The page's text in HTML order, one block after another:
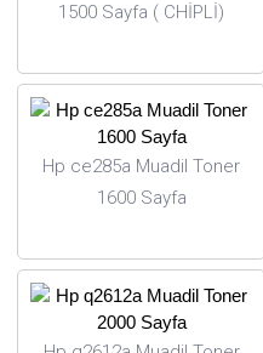
1500 Sayfa ( CHİPLİ)
Hp ce285a Muadil Toner
1600 Sayfa